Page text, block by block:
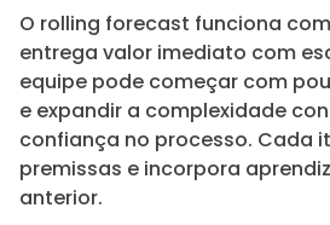
O rolling forecast funciona
entrega valor imediato com
equipe pode começar com
e expandir a complexidade
confiança no processo. Cada
premissas e incorpora
anterior.